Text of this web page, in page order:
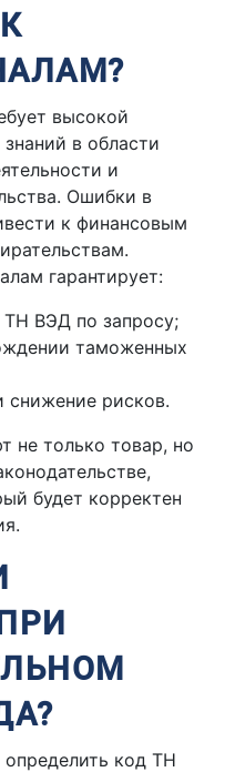
высокой
в области
и
Ошибки в
к финансовым
гарантирует:
ВЭД по запросу;
таможенных
рисков.
не только товар, но
будет корректен
код ТН